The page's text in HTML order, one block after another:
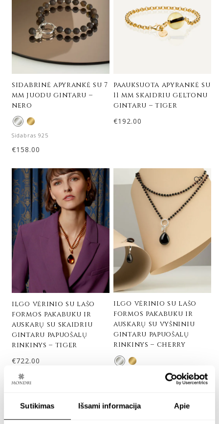
Sutikimas Išsami informacija Apie
sidabrinė apyrankė su 7
mm juodu gintaru –
nero
Sidabras 925
€158.00
paauksuota apyrankė su
11 mm skaidriu geltonu
gintaru – tiger
€192.00
ilgo vėrinio su lašo
formos pakabuku ir
auskarų su skaidriu
gintaru papuošalų
rinkinys – tiger
€722.00
ilgo vėrinio su lašo
formos pakabuku ir
auskarų su vyšniniu
gintaru papuošalų
rinkinys – cherry